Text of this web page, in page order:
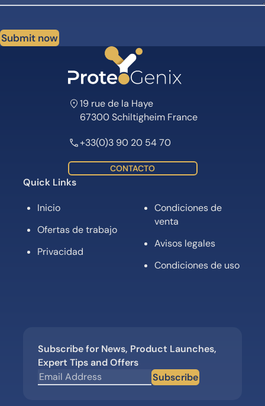
Submit now
19 rue de la Haye
67300 Schiltigheim France
+33(0)3 90 20 54 70
CONTACTO
Quick Links
Inicio
Ofertas de trabajo
Privacidad
Condiciones de
venta
Avisos legales
Condiciones de uso
Subscribe for News, Product Launches,
Expert Tips and Offers
Subscribe